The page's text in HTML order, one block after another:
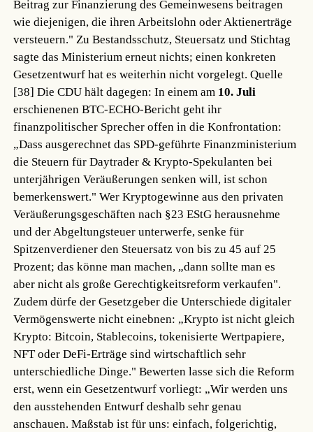
Beitrag zur Finanzierung des Gemeinwesens beitragen
wie diejenigen, die ihren Arbeitslohn oder Aktienerträge
versteuern." Zu Bestandsschutz, Steuersatz und Stichtag
sagte das Ministerium erneut nichts; einen konkreten
Gesetzentwurf hat es weiterhin nicht vorgelegt.Quelle
[38] Die CDU hält dagegen: In einem am 10. Juli
erschienenen BTC-ECHO-Bericht geht ihr
finanzpolitischer Sprecher offen in die Konfrontation:
„Dass ausgerechnet das SPD-geführte Finanzministerium
die Steuern für Daytrader & Krypto-Spekulanten bei
unterjährigen Veräußerungen senken will, ist schon
bemerkenswert." Wer Kryptogewinne aus den privaten
Veräußerungsgeschäften nach §23 EStG herausnehme
und der Abgeltungsteuer unterwerfe, senke für
Spitzenverdiener den Steuersatz von bis zu 45 auf 25
Prozent; das könne man machen, „dann sollte man es
aber nicht als große Gerechtigkeitsreform verkaufen".
Zudem dürfe der Gesetzgeber die Unterschiede digitaler
Vermögenswerte nicht einebnen: „Krypto ist nicht gleich
Krypto: Bitcoin, Stablecoins, tokenisierte Wertpapiere,
NFT oder DeFi-Erträge sind wirtschaftlich sehr
unterschiedliche Dinge." Bewerten lasse sich die Reform
erst, wenn ein Gesetzentwurf vorliegt: „Wir werden uns
den ausstehenden Entwurf deshalb sehr genau
anschauen. Maßstab ist für uns: einfach, folgerichtig,